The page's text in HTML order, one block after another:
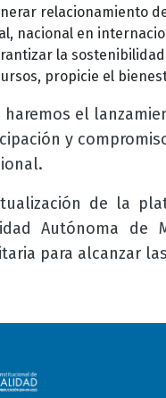
relacionamiento
nacional en
la
propicie el
haremos el
y
de la
Autónoma de
para alcanzar